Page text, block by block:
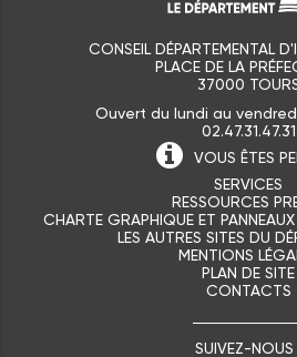
CONSEIL DÉPARTEMENTAL
PLACE DE LA
37000
Ouvert du lundi au
02.47.31.47.31
VOUS ÊTES
SERVICES
RESSOURCES
CHARTE GRAPHIQUE ET
LES AUTRES SITES DU
MENTIONS
PLAN DE SITE
CONTACTS
SUIVEZ-NOUS